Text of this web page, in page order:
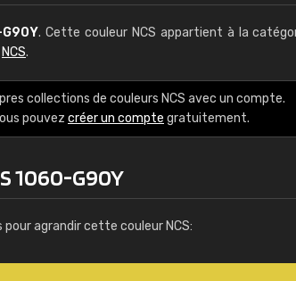
. Cette couleur NCS appartient à la
NCS.
collections de couleurs NCS avec un compte.
pouvez créer un compte gratuitement.
1060-G90Y
agrandir cette couleur NCS: